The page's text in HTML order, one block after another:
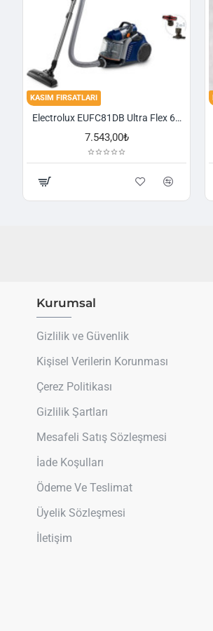
KASIM FIRSATLARI
Electrolux EUFC81DB Ultra Flex 650 W Toz Torbasız Süpürge
7.543,00₺
Kurumsal
Gizlilik ve Güvenlik
Kişisel Verilerin Korunması
Çerez Politikası
Gizlilik Şartları
Mesafeli Satış Sözleşmesi
İade Koşulları
Ödeme Ve Teslimat
Üyelik Sözleşmesi
İletişim